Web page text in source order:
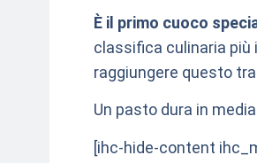
È il primo cuoco
classifica culinaria più
raggiungere questo
Un pasto dura in
[ihc-hide-content